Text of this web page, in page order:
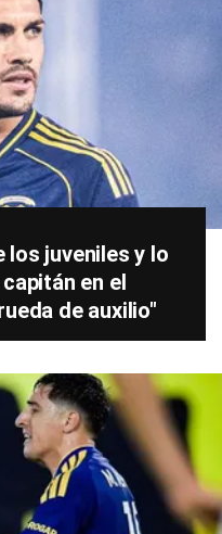
los juveniles y lo
en el
de auxilio"